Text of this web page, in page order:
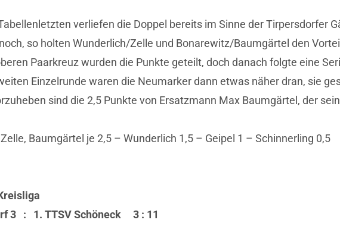
verliefen die Doppel bereits im Sinne der Tirpersdorfer
so holten Wunderlich/Zelle und Bonarewitz/Baumgärtel den
Paarkreuz wurden die Punkte geteilt, doch danach folgte eine
Einzelrunde waren die Neumarker dann etwas näher dran, sie
sind die 2,5 Punkte von Ersatzmann Max Baumgärtel, der
Baumgärtel je 2,5 – Wunderlich 1,5 – Geipel 1 – Schinnerling 0,5
3 : 1. TTSV Schöneck 3 : 11